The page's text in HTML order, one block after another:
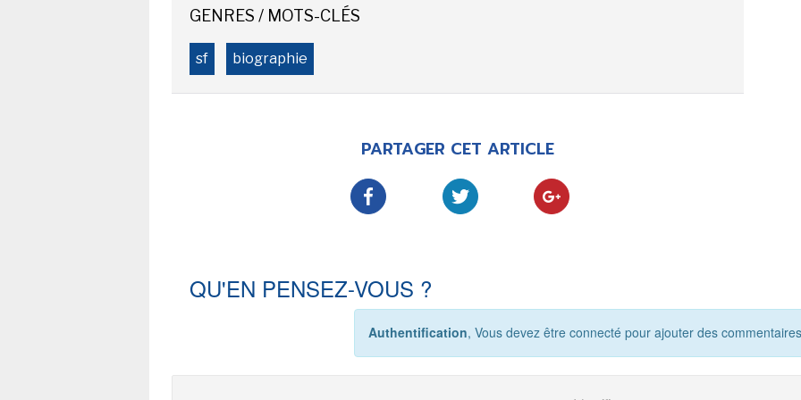
GENRES / MOTS-CLÉS
sf biographie
PARTAGER CET ARTICLE
QU'EN PENSEZ-VOUS ?
Authentification, Vous devez être connecté pour ajouter des